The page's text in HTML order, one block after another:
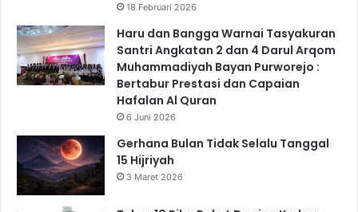
18 Februari 2026
Haru dan Bangga Warnai Tasyakuran
Santri Angkatan 2 dan 4 Darul Arqom
Muhammadiyah Bayan Purworejo :
Bertabur Prestasi dan Capaian
Hafalan Al Quran
6 Juni 2026
Gerhana Bulan Tidak Selalu Tanggal
15 Hijriyah
3 Maret 2026